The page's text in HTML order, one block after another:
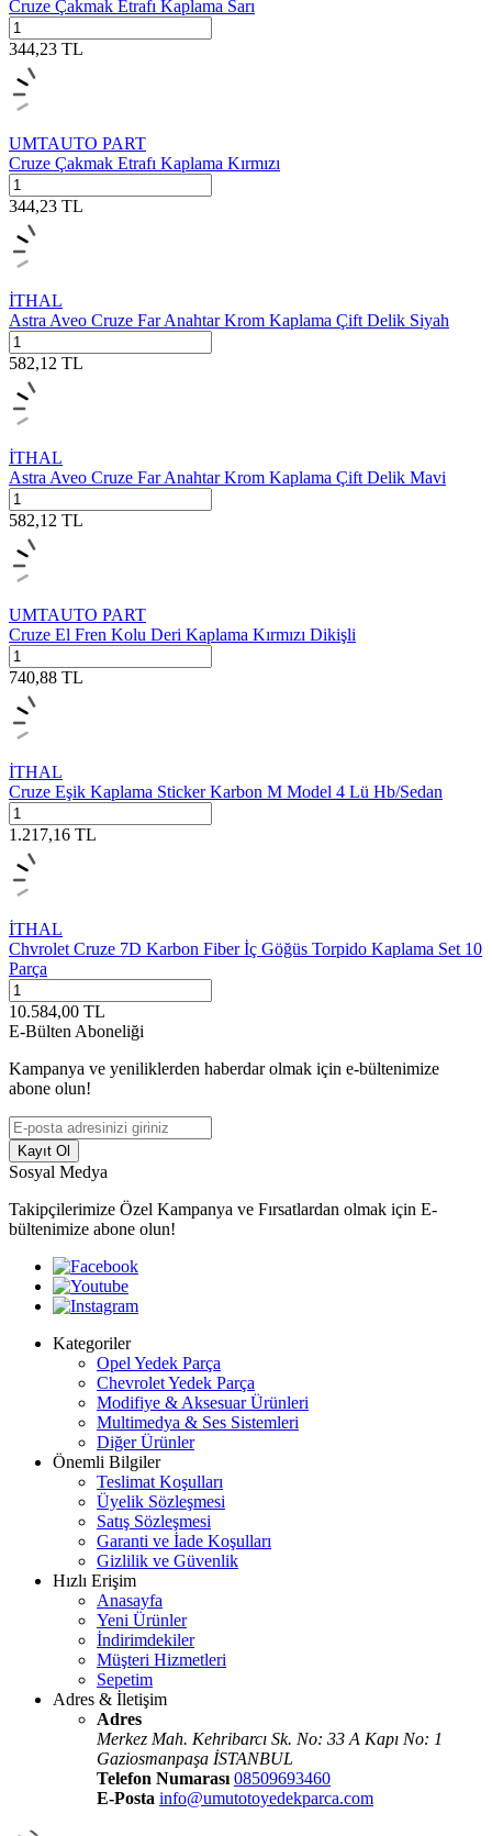
Cruze Çakmak Etrafı Kaplama Sarı
344,23 TL
UMTAUTO PART
Cruze Çakmak Etrafı Kaplama Kırmızı
344,23 TL
İTHAL
Astra Aveo Cruze Far Anahtar Krom Kaplama Çift Delik Siyah
582,12 TL
İTHAL
Astra Aveo Cruze Far Anahtar Krom Kaplama Çift Delik Mavi
582,12 TL
UMTAUTO PART
Cruze El Fren Kolu Deri Kaplama Kırmızı Dikişli
740,88 TL
İTHAL
Cruze Eşik Kaplama Sticker Karbon M Model 4 Lü Hb/Sedan
1.217,16 TL
İTHAL
Chvrolet Cruze 7D Karbon Fiber İç Göğüs Torpido Kaplama Set 10
Parça
10.584,00 TL
E-Bülten Aboneliği
Kampanya ve yeniliklerden haberdar olmak için e-bültenimize
abone olun!
Kayıt Ol
Sosyal Medya
Takipçilerimize Özel Kampanya ve Fırsatlardan olmak için E-
bültenimize abone olun!
Kategoriler
Opel Yedek Parça
Chevrolet Yedek Parça
Modifiye & Aksesuar Ürünleri
Multimedya & Ses Sistemleri
Diğer Ürünler
Önemli Bilgiler
Teslimat Koşulları
Üyelik Sözleşmesi
Satış Sözleşmesi
Garanti ve İade Koşulları
Gizlilik ve Güvenlik
Hızlı Erişim
Anasayfa
Yeni Ürünler
İndirimdekiler
Müşteri Hizmetleri
Sepetim
Adres & İletişim
Adres
Merkez Mah. Kehribarcı Sk. No: 33 A Kapı No: 1
Gaziosmanpaşa İSTANBUL
Telefon Numarası 08509693460
E-Posta info@umutotoyedekparca.com